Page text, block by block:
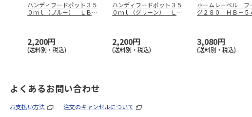
ハンディフードポット３５
０ｍｌ（ブルー） ＬＢ－
2,200円
(送料別・税込)
ハンディフードポット３５
０ｍｌ（グリーン） ＬＢ
2,200円
(送料別・税込)
ホームレーベル フ
グ２８０ ＨＢ－５
3,080円
(送料別・税込)
よくあるお問い合わせ
お支払い方法 注文のキャンセルについて